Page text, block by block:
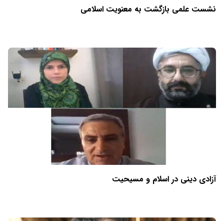
نشست علمی بازگشت به معنویت اسلامی
آزادی دینی در اسلام و مسیحیت